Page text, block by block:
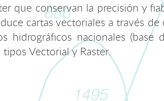
que conservan la precisión y
cartas vectoriales a través de
hidrográficos nacionales (base
Vectorial y Raster.